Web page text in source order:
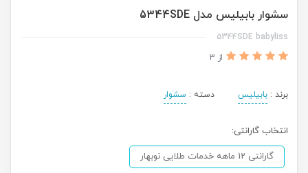
سشوار بابیلیس مدل 5344SDE
5344SDE babyliss
از 3
برند : بابیلیس دسته : سشوار
انتخاب گارانتی:
گارانتی 12 ماهه خدمات طلایی نوبهار